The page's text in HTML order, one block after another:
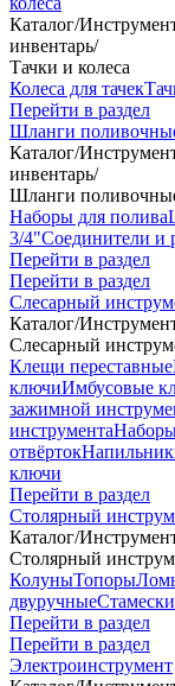
Каталог/
инвентарь/
Тачки и колеса
Колеса для тачек
Перейти в раздел
Шланги
Каталог/
инвентарь/
Шланги
Наборы для полива
3/4"Соединители и
Перейти в раздел
Перейти в раздел
Слесарный
Каталог/
Слесарный
Клещи переставные
ключиИмбусовые
зажимной
инструмента
отвёрток
ключи
Перейти в раздел
Столярный
Каталог/
Столярный
КолуныТопоры
двуручныеСтамески
Перейти в раздел
Перейти в раздел
Электроинструмент